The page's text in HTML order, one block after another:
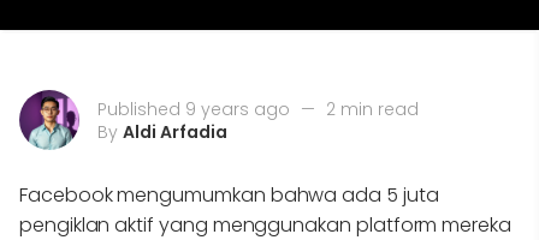
Published 9 years ago — 2 min read
By Aldi Arfadia
Facebook mengumumkan bahwa ada 5 juta
pengiklan aktif yang menggunakan platform mereka